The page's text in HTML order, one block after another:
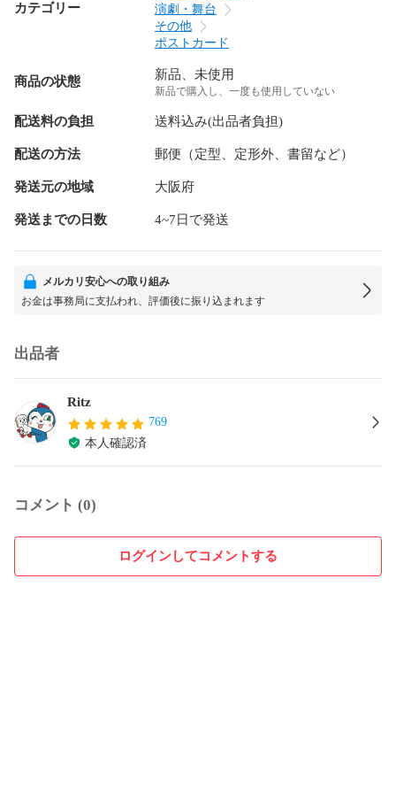
カテゴリー
演劇・舞台
その他
ポストカード
商品の状態 新品、未使用
新品で購入し、一度も使用していない
配送料の負担 送料込み(出品者負担)
配送の方法 郵便（定型、定形外、書留など）
発送元の地域 大阪府
発送までの日数 4~7日で発送
メルカリ安心への取り組み
お金は事務局に支払われ、評価後に振り込まれます
出品者
Ritz
769
本人確認済
コメント (0)
ログインしてコメントする